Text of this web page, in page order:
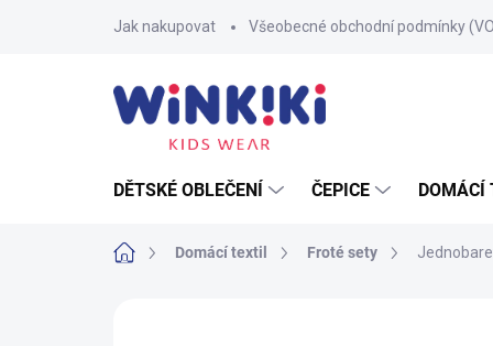
Jak nakupovat Všeobecné obchodní podmínky
DĚTSKÉ OBLEČENÍ ČEPICE DOMÁCÍ
Domů Domácí textil Froté sety